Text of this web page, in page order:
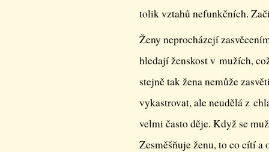
tolik vztahů nefunkčních.
Ženy neprocházejí
hledají ženskost v mužích,
stejně tak žena nemůže
vykastrovat, ale neudělá z
velmi často děje. Když se
Zesměšňuje ženu, to co cítí a